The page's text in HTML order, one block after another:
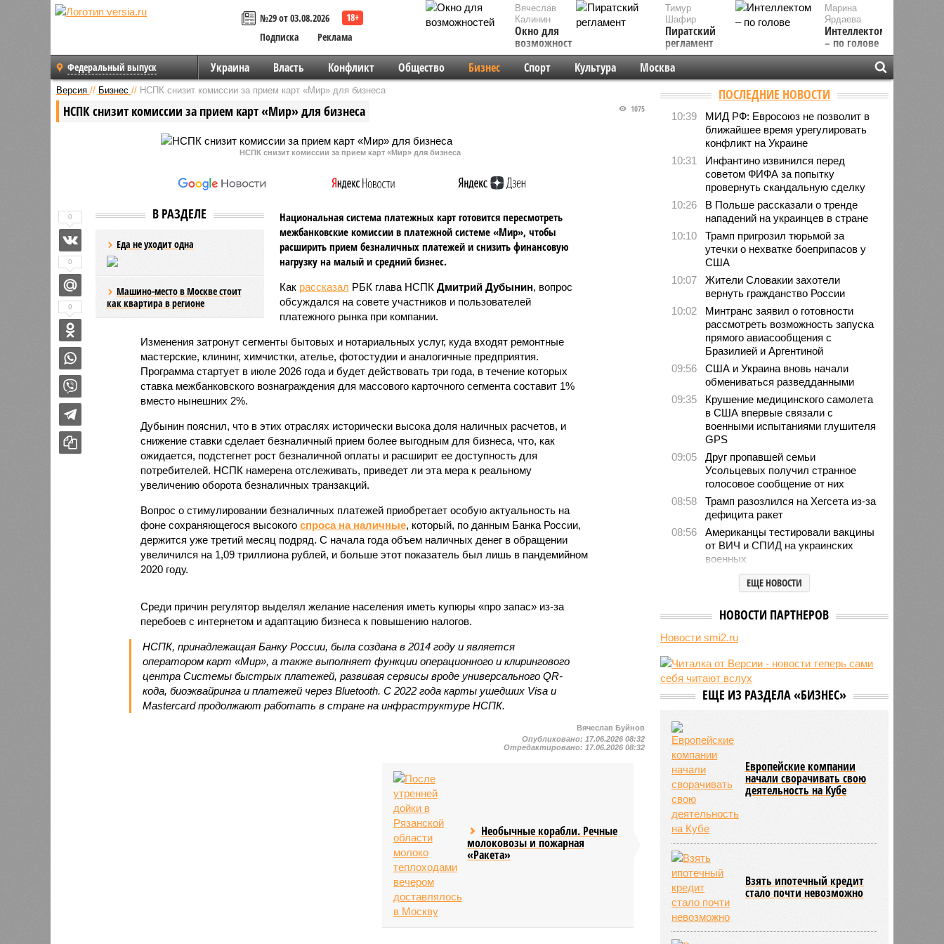
№29 от 03.08.2026
Подписка
Реклама
Вячеслав
Калинин
Окно для
возможностей
Марина
Ярдаева
Интеллектом
– по голове
Тимур
Шафир
Пиратский
регламент
Федеральный выпуск Украина Власть Конфликт Общество Бизнес Спорт Культура Москва
Версия // Бизнес // НСПК снизит комиссии за прием карт «Мир» для бизнеса
НСПК снизит комиссии за прием карт «Мир» для бизнеса 1075
НСПК снизит комиссии за прием карт «Мир» для бизнеса
В РАЗДЕЛЕ
Еда не уходит одна
Машино-место в Москве стоит
как квартира в регионе
Национальная система платежных карт готовится пересмотреть
межбанковские комиссии в платежной системе «Мир», чтобы
расширить прием безналичных платежей и снизить финансовую
нагрузку на малый и средний бизнес.
Как рассказал РБК глава НСПК Дмитрий Дубынин, вопрос
обсуждался на совете участников и пользователей
платежного рынка при компании.
Изменения затронут сегменты бытовых и нотариальных услуг, куда входят ремонтные
мастерские, клининг, химчистки, ателье, фотостудии и аналогичные предприятия.
Программа стартует в июле 2026 года и будет действовать три года, в течение которых
ставка межбанковского вознаграждения для массового карточного сегмента составит 1%
вместо нынешних 2%.
Дубынин пояснил, что в этих отраслях исторически высока доля наличных расчетов, и
снижение ставки сделает безналичный прием более выгодным для бизнеса, что, как
ожидается, подстегнет рост безналичной оплаты и расширит ее доступность для
потребителей. НСПК намерена отслеживать, приведет ли эта мера к реальному
увеличению оборота безналичных транзакций.
Вопрос о стимулировании безналичных платежей приобретает особую актуальность на
фоне сохраняющегося высокого спроса на наличные, который, по данным Банка России,
держится уже третий месяц подряд. С начала года объем наличных денег в обращении
увеличился на 1,09 триллиона рублей, и больше этот показатель был лишь в пандемийном
2020 году.
Среди причин регулятор выделял желание населения иметь купюры «про запас» из-за
перебоев с интернетом и адаптацию бизнеса к повышению налогов.
НСПК, принадлежащая Банку России, была создана в 2014 году и является
оператором карт «Мир», а также выполняет функции операционного и клирингового
центра Системы быстрых платежей, развивая сервисы вроде универсального QR-
кода, биоэквайринга и платежей через Bluetooth. С 2022 года карты ушедших Visa и
Mastercard продолжают работать в стране на инфраструктуре НСПК.
0
0
0
Вячеслав Буйнов
Опубликовано: 17.06.2026 08:32
Отредактировано: 17.06.2026 08:32
Необычные корабли. Речные
молоковозы и пожарная
«Ракета»
ПОСЛЕДНИЕ НОВОСТИ
10:39
МИД РФ: Евросоюз не позволит в
ближайшее время урегулировать
конфликт на Украине
10:31
Инфантино извинился перед
советом ФИФА за попытку
провернуть скандальную сделку
10:26
В Польше рассказали о тренде
нападений на украинцев в стране
10:10
Трамп пригрозил тюрьмой за
утечки о нехватке боеприпасов у
США
10:07
Жители Словакии захотели
вернуть гражданство России
10:02
Минтранс заявил о готовности
рассмотреть возможность запуска
прямого авиасообщения с
Бразилией и Аргентиной
09:56
США и Украина вновь начали
обмениваться разведданными
09:35
Крушение медицинского самолета
в США впервые связали с
военными испытаниями глушителя
GPS
09:05
Друг пропавшей семьи
Усольцевых получил странное
голосовое сообщение от них
08:58
Трамп разозлился на Хегсета из-за
дефицита ракет
08:56
Американцы тестировали вакцины
от ВИЧ и СПИД на украинских
военных
ЦРУ создало тайную группу для
раскола элит на Кубе
психбольницы после модных
ретритов с голоданием и
08:38
Пентагон скрыл данные о сотнях
убитых мирных жителей при
авиаударах США по Йемену
уязвимость для побега
ЕЩЕ НОВОСТИ
НОВОСТИ ПАРТНЕРОВ
Новости smi2.ru
ЕЩЕ ИЗ РАЗДЕЛА «БИЗНЕС»
Европейские компании
начали сворачивать свою
деятельность на Кубе
Взять ипотечный кредит
стало почти невозможно